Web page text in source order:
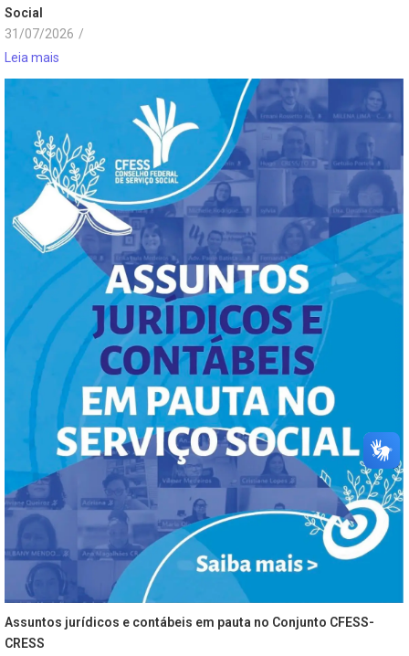
Social
31/07/2026 /
Leia mais
Assuntos jurídicos e contábeis em pauta no Conjunto CFESS-
CRESS